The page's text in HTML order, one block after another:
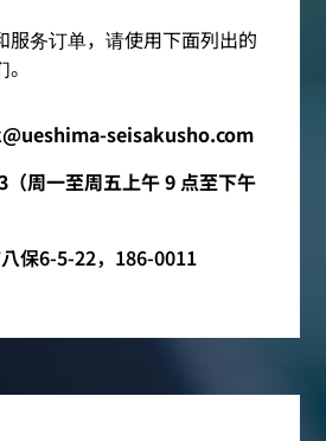
服务订单，请使用下面列出的
seisakusho.com
周一至周五上午 9 点至下午
保6-5-22，186-0011